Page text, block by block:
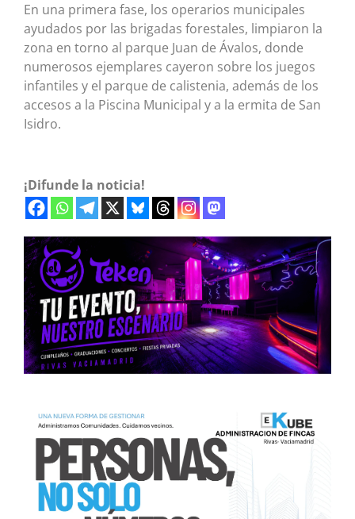
En una primera fase, los operarios municipales
ayudados por las brigadas forestales, limpiaron la
zona en torno al parque Juan de Ávalos, donde
numerosos ejemplares cayeron sobre los juegos
infantiles y el parque de calistenia, además de los
accesos a la Piscina Municipal y a la ermita de San
Isidro.
¡Difunde la noticia!